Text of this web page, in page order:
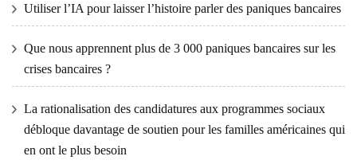
Utiliser l’IA pour laisser l’histoire parler des paniques bancaires
Que nous apprennent plus de 3 000 paniques bancaires sur les
crises bancaires ?
La rationalisation des candidatures aux programmes sociaux
débloque davantage de soutien pour les familles américaines qui
en ont le plus besoin